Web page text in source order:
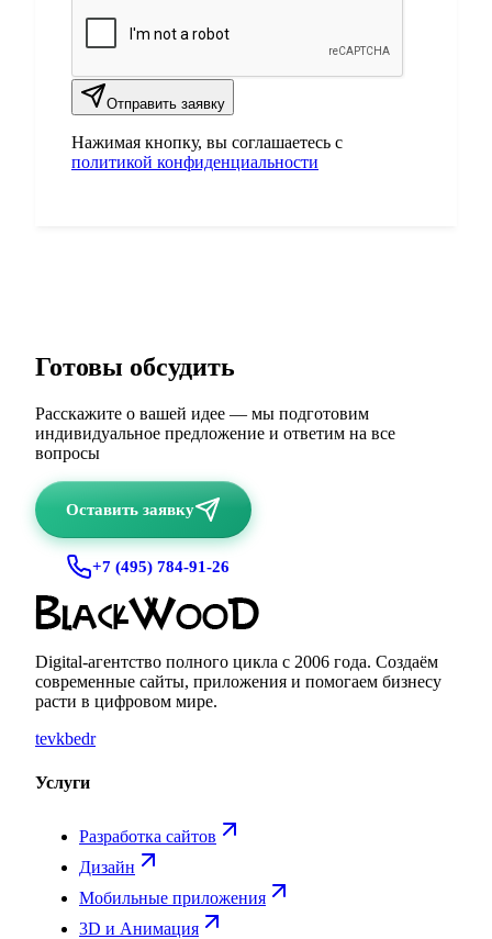
Отправить заявку
Нажимая кнопку, вы соглашаетесь с
политикой конфиденциальности
Готовы обсудить
Расскажите о вашей идее — мы подготовим
индивидуальное предложение и ответим на все
вопросы
Оставить заявку
+7 (495) 784-91-26
Digital-агентство полного цикла с 2006 года. Создаём
современные сайты, приложения и помогаем бизнесу
расти в цифровом мире.
tevkbedr
Услуги
Разработка сайтов
Дизайн
Мобильные приложения
3D и Анимация